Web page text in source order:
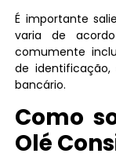
É importante
varia de
comumente
de
bancário.
Como
Olé